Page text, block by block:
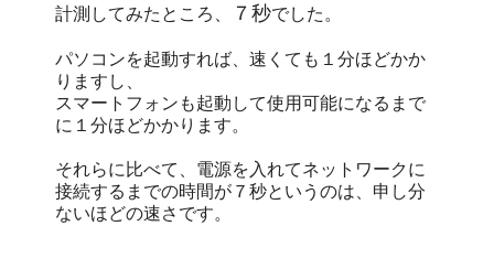
計測してみたところ、
７秒でした。
パソコンを起動すれば、速くても１分ほどかか
りますし、
スマートフォンも起動して使用可能になるまで
に１分ほどかかります。
それらに比べて、電源を入れてネットワークに
接続するまでの時間が７秒というのは、申し分
ないほどの速さです。